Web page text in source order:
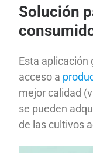
Solución
Esta aplicación
acceso a
mejor calidad
se pueden
de las cultivos